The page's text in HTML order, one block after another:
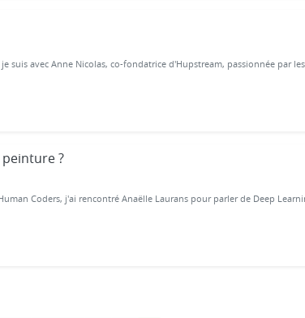
suis avec Anne Nicolas, co-fondatrice d'Hupstream, passionnée par les
?
Coders, j'ai rencontré Anaëlle Laurans pour parler de Deep